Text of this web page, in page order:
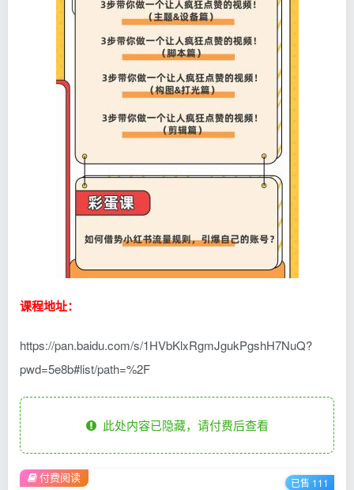
课程地址：
https://pan.baidu.com/s/1HVbKlxRgmJgukPgshH7NuQ?
pwd=5e8b#list/path=%2F
此处内容已隐藏，请付费后查看
付费阅读 已售 111